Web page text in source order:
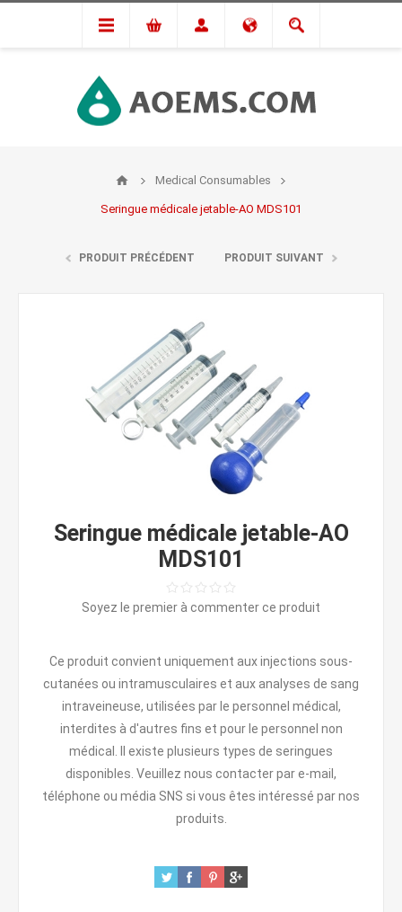
Medical Consumables
Seringue médicale jetable-AO MDS101
PRODUIT PRÉCÉDENT PRODUIT SUIVANT
Seringue médicale jetable-AO
MDS101
Soyez le premier à commenter ce produit
Ce produit convient uniquement aux injections sous-
cutanées ou intramusculaires et aux analyses de sang
intraveineuse, utilisées par le personnel médical,
interdites à d'autres fins et pour le personnel non
médical. Il existe plusieurs types de seringues
disponibles. Veuillez nous contacter par e-mail,
téléphone ou média SNS si vous êtes intéressé par nos
produits.